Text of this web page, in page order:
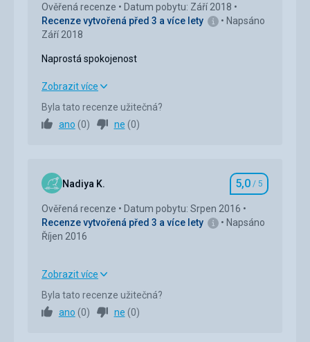
Ověřená recenze
Datum pobytu: Září 2018
Recenze vytvořená před 3 a více lety
Napsáno
Září 2018
Naprostá spokojenost
Naprostá spokojenost
Strava
Služby 5,0/ 5
Cena 5,0/ 5
Pláž upravená, čistá, dostupbost pár metrů.
Strava
Ubytování bylo bez stravy
Zobrazit více
Byla tato recenze užitečná?
ano (0) ne (0)
Nadiya K. Hodnocení
5,0 / 5
Ověřená recenze
Datum pobytu: Srpen 2016
Recenze vytvořená před 3 a více lety
Napsáno
Říjen 2016
Okolí
Zobrazit více
Byla tato recenze užitečná?
ano (0) ne (0)